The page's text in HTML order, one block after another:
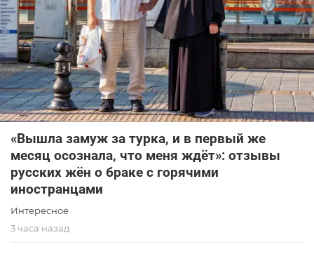
«Вышла замуж за турка, и в первый же
месяц осознала, что меня ждёт»: отзывы
русских жён о браке с горячими
иностранцами
Интересное
3 часа назад